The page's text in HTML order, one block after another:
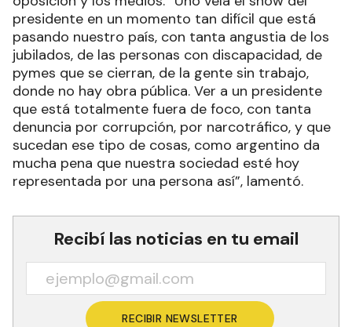
presidente en un momento tan difícil que está
pasando nuestro país, con tanta angustia de los
jubilados, de las personas con discapacidad, de
pymes que se cierran, de la gente sin trabajo,
donde no hay obra pública. Ver a un presidente
que está totalmente fuera de foco, con tanta
denuncia por corrupción, por narcotráfico, y que
sucedan ese tipo de cosas, como argentino da
mucha pena que nuestra sociedad esté hoy
representada por una persona así”, lamentó.
Recibí las noticias en tu email
RECIBIR NEWSLETTER